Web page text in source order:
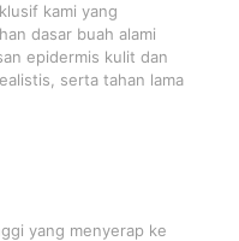
kami yang
dasar buah alami
epidermis kulit dan
serta tahan lama
yang menyerap ke